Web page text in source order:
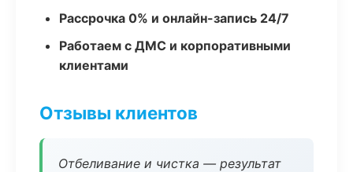
Рассрочка 0% и онлайн-запись 24/7
Работаем с ДМС и корпоративными
клиентами
Отзывы клиентов
Отбеливание и чистка — результат